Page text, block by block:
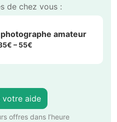
de chez vous :
amateur
– 55€
votre aide
offres dans l’heure